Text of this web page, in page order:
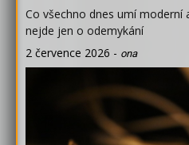
Co všechno dnes umí moderní
nejde jen o odemykání
2 července 2026 - ona